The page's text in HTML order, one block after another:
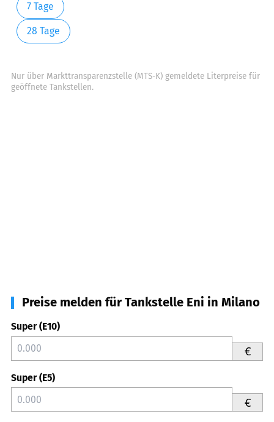
7 Tage
28 Tage
Nur über Markttransparenzstelle (MTS-K) gemeldete Literpreise für
geöffnete Tankstellen.
Preise melden für Tankstelle Eni in Milano
Super (E10)
€
Super (E5)
€